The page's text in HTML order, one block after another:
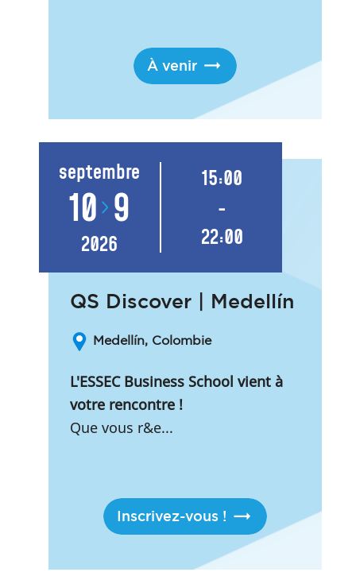
À venir
septembre
10 9
2026
15:00
-
22:00
QS Discover | Medellín
Medellín, Colombie
L'ESSEC Business School vient à
votre rencontre !
Que vous r&e...
Inscrivez-vous !